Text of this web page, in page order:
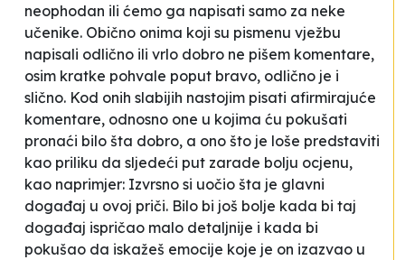
neophodan ili ćemo ga napisati samo za neke
učenike. Obično onima koji su pismenu vježbu
napisali odlično ili vrlo dobro ne pišem komentare,
osim kratke pohvale poput bravo, odlično je i
slično. Kod onih slabijih nastojim pisati afirmirajuće
komentare, odnosno one u kojima ću pokušati
pronaći bilo šta dobro, a ono što je loše predstaviti
kao priliku da sljedeći put zarade bolju ocjenu,
kao naprimjer: Izvrsno si uočio šta je glavni
događaj u ovoj priči. Bilo bi još bolje kada bi taj
događaj ispričao malo detaljnije i kada bi
pokušao da iskažeš emocije koje je on izazvao u